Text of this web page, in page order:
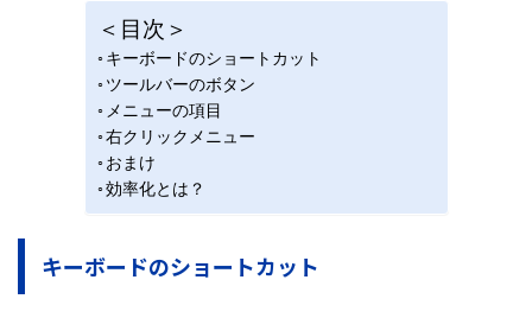
＜目次＞
キーボードのショートカット
ツールバーのボタン
メニューの項目
右クリックメニュー
おまけ
効率化とは？
キーボードのショートカット